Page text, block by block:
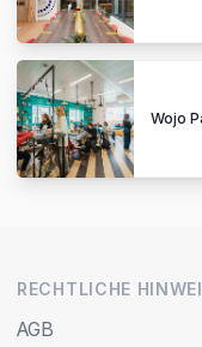
Wojo
RECHTLICHE
AGB